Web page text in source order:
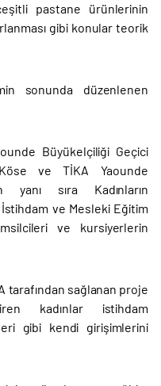
pastane ürünlerinin
gibi konular teorik
sonunda düzenlenen
Büyükelçiliği Geçici
ve TİKA Yaounde
yanı sıra Kadınların
ve Mesleki Eğitim
ve kursiyerlerin
tarafından sağlanan proje
kadınlar istihdam
gibi kendi girişimlerini